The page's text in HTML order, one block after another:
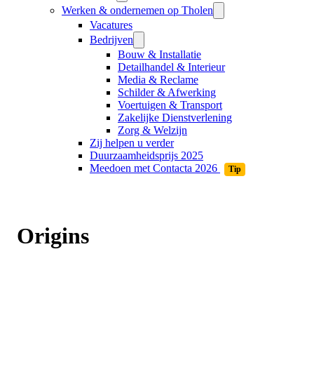
Werken & ondernemen op Tholen
Vacatures
Bedrijven
Bouw & Installatie
Detailhandel & Interieur
Media & Reclame
Schilder & Afwerking
Voertuigen & Transport
Zakelijke Dienstverlening
Zorg & Welzijn
Zij helpen u verder
Duurzaamheidsprijs 2025
Meedoen met Contacta 2026
Tip
Origins